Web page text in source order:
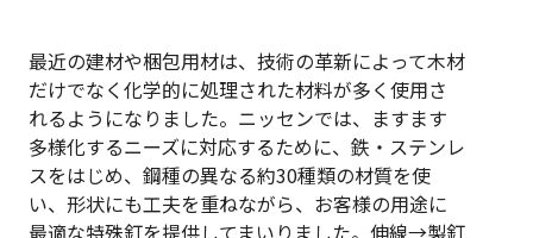
最近の建材や梱包用材は、技術の革新によって木材
だけでなく化学的に処理された材料が多く使用さ
れるようになりました。ニッセンでは、ますます
多様化するニーズに対応するために、鉄・ステンレ
スをはじめ、鋼種の異なる約30種類の材質を使
い、形状にも工夫を重ねながら、お客様の用途に
最適な特殊釘を提供してまいりました。伸線→製釘